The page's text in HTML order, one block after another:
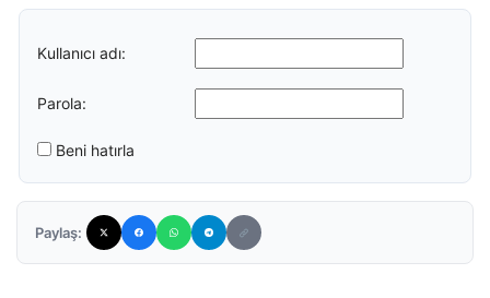
Kullanıcı adı:
Parola:
Beni hatırla
Paylaş: